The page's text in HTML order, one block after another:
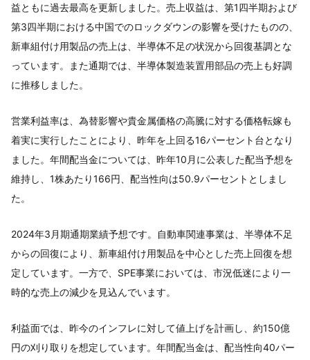
益ともに過去最高を更新しました。売上収益は、第1四半期および
第3四半期における中国でのロックダウンの影響を受けたものの、
新車組付け用製品の売上は、半導体不足の状況から回復基調とな
っています。また通期では、半導体製造装置用部品の売上も好調
に推移しました。
営業利益率は、為替影響や貴金属価格の高騰に対する価格転嫁も
着実に実行したことにより、昨年を上回る16パーセント台となり
ました。年間配当金については、昨年10月に公表した配当予想を
維持し、1株あたり166円、配当性向は50.9パーセントとしまし
た。
2024年3月期通期業績予想です。自動車関連事業は、半導体不足
からの回復により、新車組付け用製品を中心とした売上回復を想
定しています。一方で、SPE事業においては、市況低迷により一
時的な売上の減少を見込んでいます。
利益面では、昨今のインフレに対して値上げを計画し、約150億
円の刈り取りを想定しています。年間配当金は、配当性向40パー